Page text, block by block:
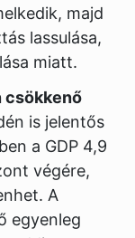
majd
lassulása,
miatt.
csökkenő
is jelentős
a GDP 4,9
végére,
A
egyenleg